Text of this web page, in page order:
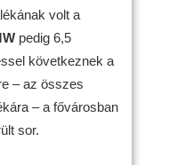
volt a
pedig 6,5
következnek a
– az összes
– a fővárosban
sor.